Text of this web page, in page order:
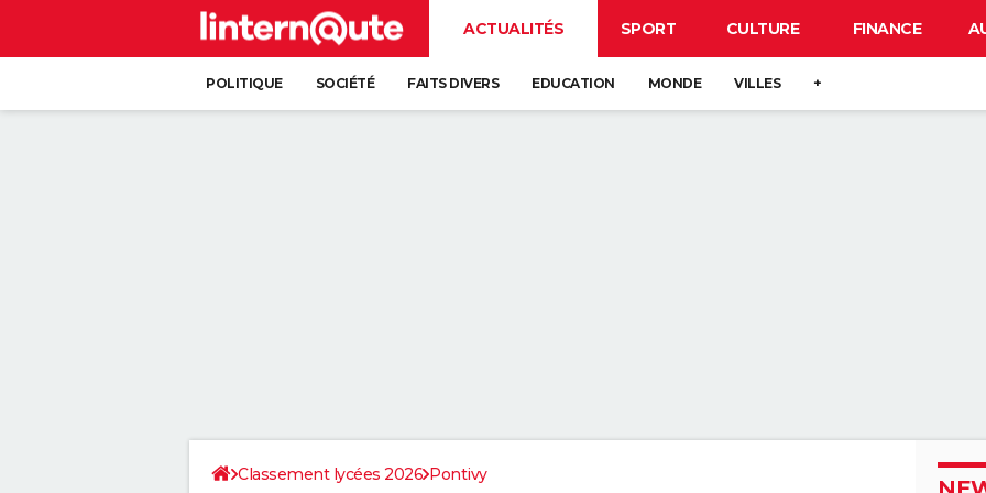
ACTUALITÉS SPORT CULTURE FINANCE
POLITIQUE SOCIÉTÉ FAITS DIVERS EDUCATION MONDE VILLES +
Classement lycées 2026 Pontivy